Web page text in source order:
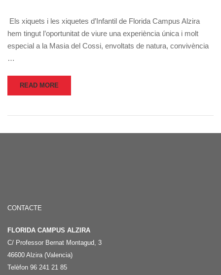
Els xiquets i les xiquetes d’Infantil de Florida Campus Alzira
hem tingut l’oportunitat de viure una experiència única i molt
especial a la Masia del Cossi, envoltats de natura, convivència
…
READ MORE
CONTACTE
FLORIDA CAMPUS ALZIRA
C/ Professor Bernat Montagud, 3
46600 Alzira (Valencia)
Telèfon 96 241 21 85